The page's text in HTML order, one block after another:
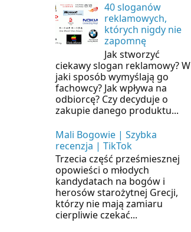
40 sloganów
reklamowych,
których nigdy nie
zapomnę
Jak stworzyć
ciekawy slogan reklamowy? W
jaki sposób wymyślają go
fachowcy? Jak wpływa na
odbiorcę? Czy decyduje o
zakupie danego produktu...
Mali Bogowie | Szybka
recenzja | TikTok
Trzecia część prześmiesznej
opowieści o młodych
kandydatach na bogów i
herosów starożytnej Grecji,
którzy nie mają zamiaru
cierpliwie czekać...